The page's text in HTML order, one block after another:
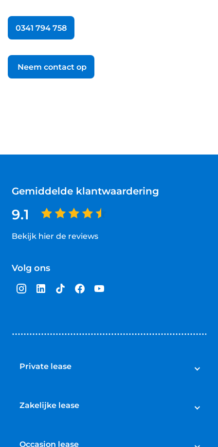
0341 794 758
Neem contact op
Gemiddelde klantwaardering
9.1
Bekijk hier de reviews
van
sterren
Volg ons
Private lease
Aanbod private lease nieuw
Zakelijke lease
Aanbod zakelijke lease nieuw
Occasion lease